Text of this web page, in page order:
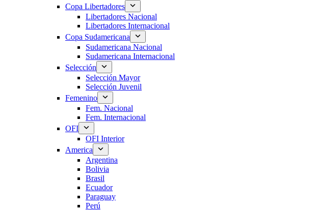
Copa Libertadores
Libertadores Nacional
Libertadores Internacional
Copa Sudamericana
Sudamericana Nacional
Sudamericana Internacional
Selección
Selección Mayor
Selección Juvenil
Femenino
Fem. Nacional
Fem. Internacional
OFI
OFI Interior
America
Argentina
Bolivia
Brasil
Ecuador
Paraguay
Perú